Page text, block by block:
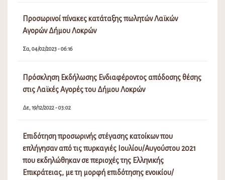
Προσωρινοί πίνακες κατάταξης πωλητών Λαϊκών
Αγορών Δήμου Λοκρών
Σα, 04/02/2023 - 06:16
Πρόσκληση Εκδήλωσης Ενδιαφέροντος απόδοσης θέσης
στις Λαϊκές Αγορές του Δήμου Λοκρών
Δε, 19/12/2022 - 03:02
Επιδότηση προσωρινής στέγασης κατοίκων που
επλήγησαν από τις πυρκαγιές Ιουλίου/Αυγούστου 2021
που εκδηλώθηκαν σε περιοχές της Ελληνικής
Επικράτειας, με τη μορφή επιδότησης ενοικίου/